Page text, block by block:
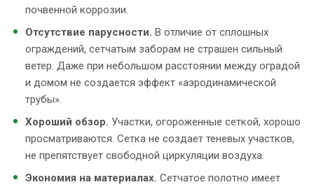
почвенной коррозии.
Отсутствие парусности. В отличие от сплошных
ограждений, сетчатым заборам не страшен сильный
ветер. Даже при небольшом расстоянии между оградой
и домом не создается эффект «аэродинамической
трубы».
Хороший обзор. Участки, огороженные сеткой, хорошо
просматриваются. Сетка не создает теневых участков,
не препятствует свободной циркуляции воздуха.
Экономия на материалах. Сетчатое полотно имеет